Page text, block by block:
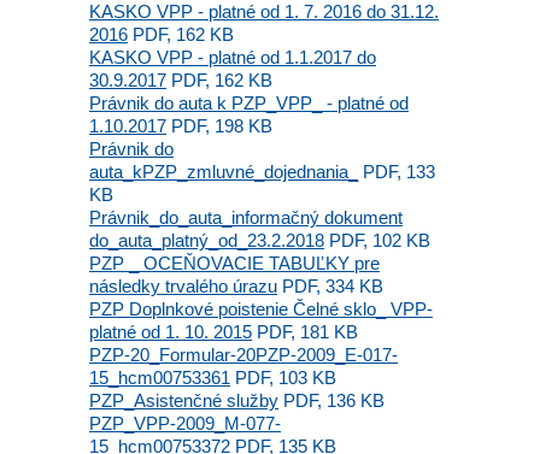
KASKO VPP - platné od 1. 7. 2016 do 31.12.
2016 PDF, 162 KB
KASKO VPP - platné od 1.1.2017 do
30.9.2017 PDF, 162 KB
Právnik do auta k PZP_VPP_ - platné od
1.10.2017 PDF, 198 KB
Právnik do
auta_kPZP_zmluvné_dojednania_
PDF, 133
KB
Právnik_do_auta_informačný dokument
do_auta_platný_od_23.2.2018 PDF, 102 KB
PZP _ OCEŇOVACIE TABUĽKY pre
následky trvalého úrazu PDF, 334 KB
PZP Doplnkové poistenie Čelné sklo_ VPP-
platné od 1. 10. 2015 PDF, 181 KB
PZP-20_Formular-20PZP-2009_E-017-
15_hcm00753361 PDF, 103 KB
PZP_Asistenčné služby PDF, 136 KB
PZP_VPP-2009_M-077-
15_hcm00753372 PDF, 135 KB